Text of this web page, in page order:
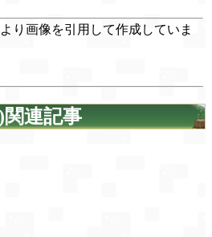
り画像を引用して作成していま
連記事